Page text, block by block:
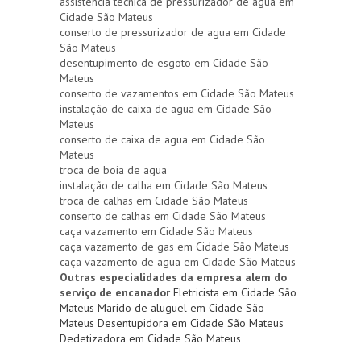
Cidade São Mateus
conserto de pressurizador de agua em Cidade
São Mateus
desentupimento de esgoto em Cidade São
Mateus
conserto de vazamentos em Cidade São Mateus
instalação de caixa de agua em Cidade São
Mateus
conserto de caixa de agua em Cidade São
Mateus
troca de boia de agua
instalação de calha em Cidade São Mateus
troca de calhas em Cidade São Mateus
conserto de calhas em Cidade São Mateus
caça vazamento em Cidade São Mateus
caça vazamento de gas em Cidade São Mateus
caça vazamento de agua em Cidade São Mateus
Outras especialidades da empresa alem do
serviço de encanador Eletricista em Cidade São
Mateus Marido de aluguel em Cidade São
Mateus Desentupidora em Cidade São Mateus
Dedetizadora em Cidade São Mateus